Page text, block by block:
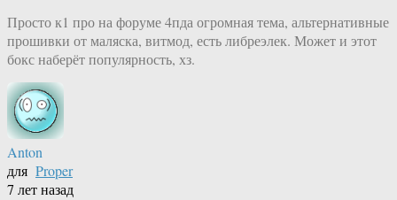
Просто к1 про на форуме 4пда огромная тема, альтернативные
прошивки от маляска, витмод, есть либреэлек. Может и этот
бокс наберёт популярность, хз.
Anton
для Proper
7 лет назад